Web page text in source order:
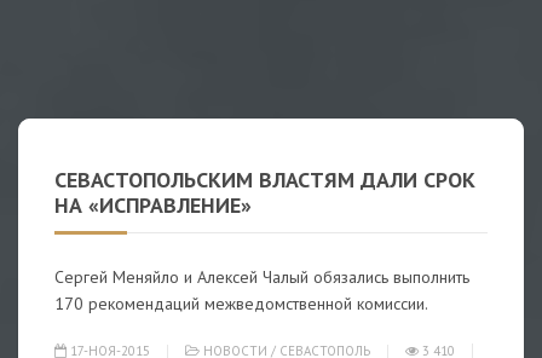
СЕВАСТОПОЛЬСКИМ ВЛАСТЯМ ДАЛИ СРОК
НА «ИСПРАВЛЕНИЕ»
Сергей Меняйло и Алексей Чалый обязались выполнить
170 рекомендаций межведомственной комиссии.
17-НОЯ-2015 НОВОСТИ / СЕВАСТОПОЛЬ 3 410